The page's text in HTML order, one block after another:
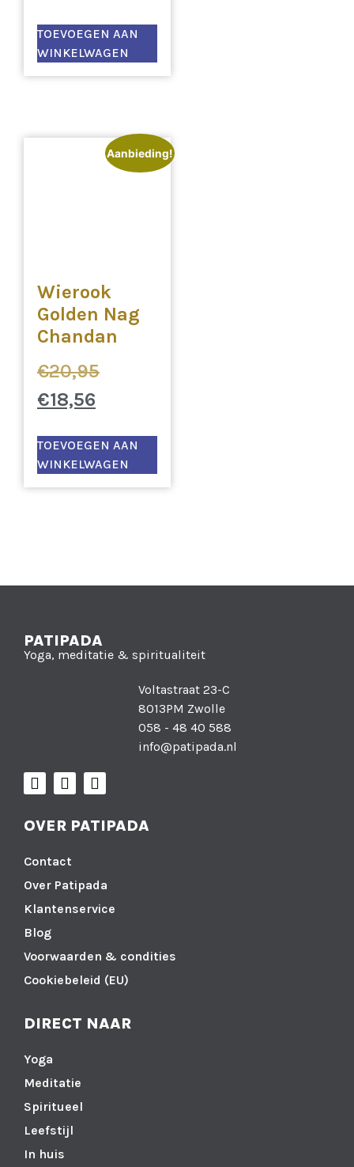
TOEVOEGEN AAN
WINKELWAGEN
Aanbieding!
Wierook
Golden Nag
Chandan
€20,95
€18,56
TOEVOEGEN AAN
WINKELWAGEN
PATIPADA
Yoga, meditatie & spiritualiteit
Voltastraat 23-C
8013PM Zwolle
058 - 48 40 588
info@patipada.nl
OVER PATIPADA
Contact
Over Patipada
Klantenservice
Blog
Voorwaarden & condities
Cookiebeleid (EU)
DIRECT NAAR
Yoga
Meditatie
Spiritueel
Leefstijl
In huis